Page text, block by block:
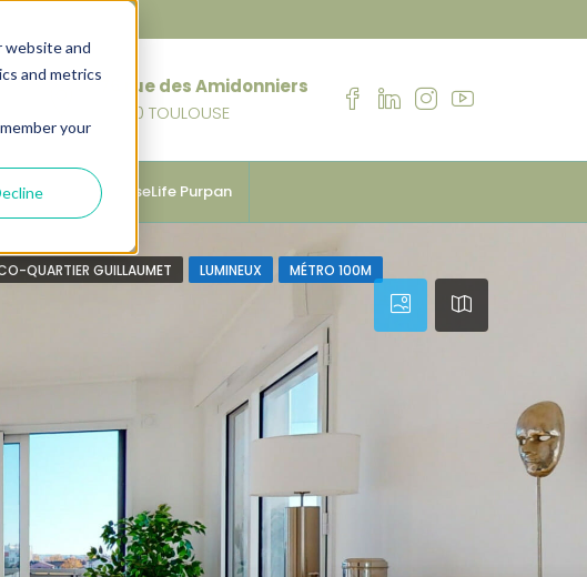
website and
and metrics
your
76 rue des Amidonniers
31000 TOULOUSE
UrbanhouseLife Purpan
QUARTIER GUILLAUMET LUMINEUX
MÉTRO 100M